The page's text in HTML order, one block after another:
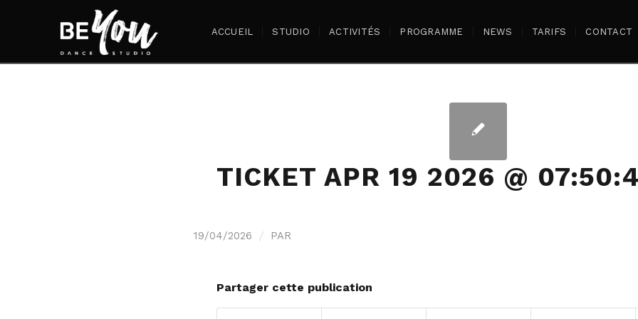
ACCUEIL STUDIO ACTIVITÉS PROGRAMME NEWS TARIFS CONTACT
TICKET APR 19 2026 @
19/04/2026 / PAR
Partager cette publication